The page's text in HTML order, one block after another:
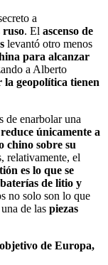
a
ruso. El ascenso de
levantó otro menos
para alcanzar
a Alberto
la geopolítica tienen
de enarbolar una
únicamente a
chino sobre su
relativamente, el
es lo que se
de litio y
no solo son lo que
de las piezas
de Europa,